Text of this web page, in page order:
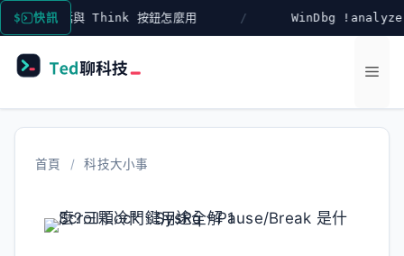
跳
至
快訊
話與 Think 按鈕怎麼用 WinDbg !analyze -v 完整教
選
單
首頁 / 科技大小事